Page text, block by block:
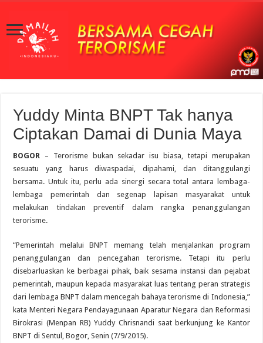
Yuddy Minta BNPT Tak hanya
Ciptakan Damai di Dunia Maya
BOGOR – Terorisme bukan sekadar isu biasa, tetapi merupakan
sesuatu yang harus diwaspadai, dipahami, dan ditanggulangi
bersama. Untuk itu, perlu ada sinergi secara total antara lembaga-
lembaga pemerintah dan segenap lapisan masyarakat untuk
melakukan tindakan preventif dalam rangka penanggulangan
terorisme.
“Pemerintah melalui BNPT memang telah menjalankan program
penanggulangan dan pencegahan terorisme. Tetapi itu perlu
disebarluaskan ke berbagai pihak, baik sesama instansi dan pejabat
pemerintah, maupun kepada masyarakat luas tentang peran strategis
dari lembaga BNPT dalam mencegah bahaya terorisme di Indonesia,”
kata Menteri Negara Pendayagunaan Aparatur Negara dan Reformasi
Birokrasi (Menpan RB) Yuddy Chrisnandi saat berkunjung ke Kantor
BNPT di Sentul, Bogor, Senin (7/9/2015).